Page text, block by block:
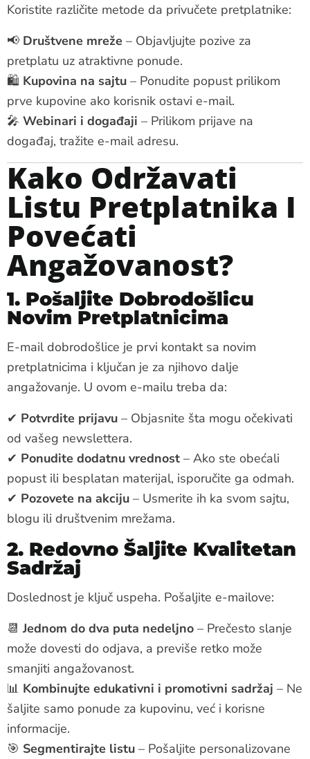
Koristite različite metode da privučete pretplatnike:
📢 Društvene mreže – Objavljujte pozive za
pretplatu uz atraktivne ponude.
🛍 Kupovina na sajtu – Ponudite popust prilikom
prve kupovine ako korisnik ostavi e-mail.
🎤 Webinari i događaji – Prilikom prijave na
događaj, tražite e-mail adresu.
Kako Održavati
Listu Pretplatnika I
Povećati
Angažovanost?
1. Pošaljite Dobrodošlicu
Novim Pretplatnicima
E-mail dobrodošlice je prvi kontakt sa novim
pretplatnicima i ključan je za njihovo dalje
angažovanje. U ovom e-mailu treba da:
✔ Potvrdite prijavu – Objasnite šta mogu očekivati
od vašeg newslettera.
✔ Ponudite dodatnu vrednost – Ako ste obećali
popust ili besplatan materijal, isporučite ga odmah.
✔ Pozovete na akciju – Usmerite ih ka svom sajtu,
blogu ili društvenim mrežama.
2. Redovno Šaljite Kvalitetan
Sadržaj
Doslednost je ključ uspeha. Pošaljite e-mailove:
📆 Jednom do dva puta nedeljno – Prečesto slanje
može dovesti do odjava, a previše retko može
smanjiti angažovanost.
📊 Kombinujte edukativni i promotivni sadržaj – Ne
šaljite samo ponude za kupovinu, već i korisne
informacije.
🎯 Segmentirajte listu – Pošaljite personalizovane